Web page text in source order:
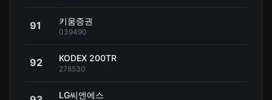
91 키움증권
039490
92 KODEX 200TR
278530
LG씨엔에스